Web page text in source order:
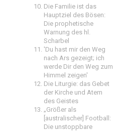
Die Familie ist das
Hauptziel des Bösen:
Die prophetische
Warnung des hl.
Scharbel
'Du hast mir den Weg
nach Ars gezeigt; ich
werde Dir den Weg zum
Himmel zeigen'
Die Liturgie: das Gebet
der Kirche und Atem
des Geistes
„Größer als
[australischer] Football:
Die unstoppbare